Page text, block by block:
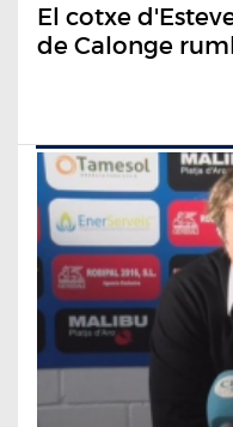
El cotxe
de Calonge